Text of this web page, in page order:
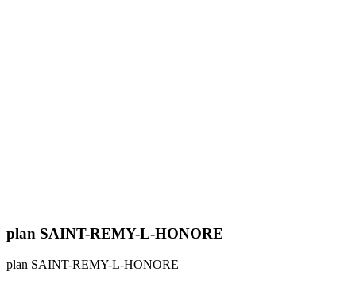
plan SAINT-REMY-L-HONORE
plan SAINT-REMY-L-HONORE